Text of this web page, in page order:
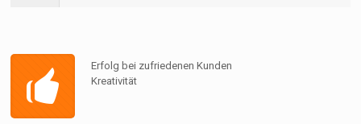
Erfolg bei zufriedenen Kunden
Kreativität